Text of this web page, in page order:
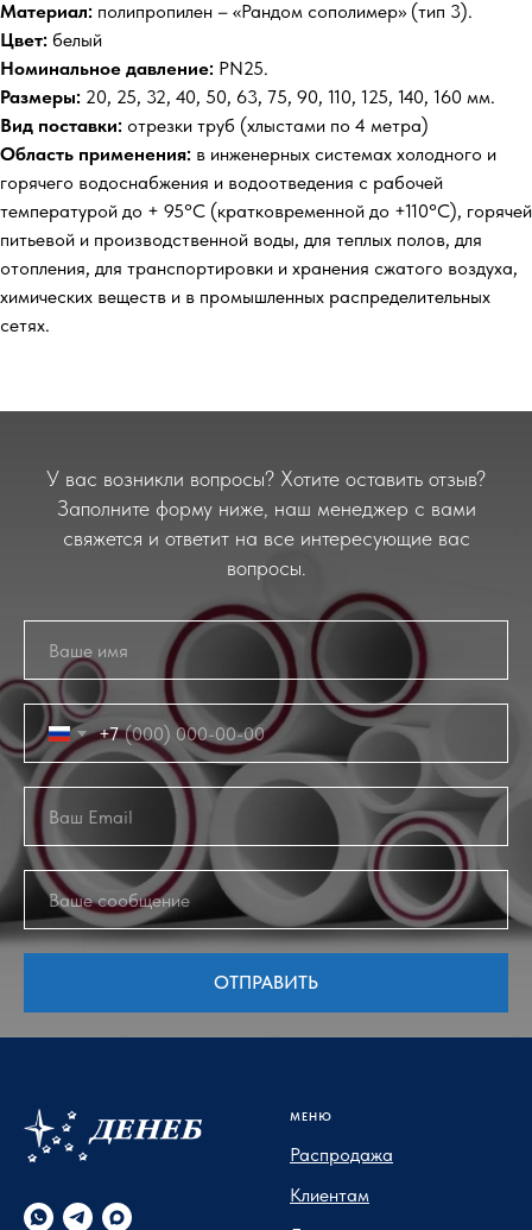
Материал: полипропилен – «Рандом сополимер» (тип 3).
Цвет: белый
Номинальное давление: PN25.
Размеры: 20, 25, 32, 40, 50, 63, 75, 90, 110, 125, 140, 160 мм.
Вид поставки: отрезки труб (хлыстами по 4 метра)
Область применения: в инженерных системах холодного и
горячего водоснабжения и водоотведения с рабочей
температурой до + 95°С (кратковременной до +110°С), горячей
питьевой и производственной воды, для теплых полов, для
отопления, для транспортировки и хранения сжатого воздуха,
химических веществ и в промышленных распределительных
сетях.
У вас возникли вопросы? Хотите оставить отзыв?
Заполните форму ниже, наш менеджер с вами
свяжется и ответит на все интересующие вас
вопросы.
+7
ОТПРАВИТЬ
МЕНЮ
Распродажа
Клиентам